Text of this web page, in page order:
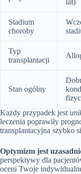
lat)
Stadium
choroby
Typ
transplantacji
Stan ogólny
Każdy przypadek jest
leczenia poprawiły
transplantacyjna szybko
Optymizm jest
perspektywy dla
oceni Twoje